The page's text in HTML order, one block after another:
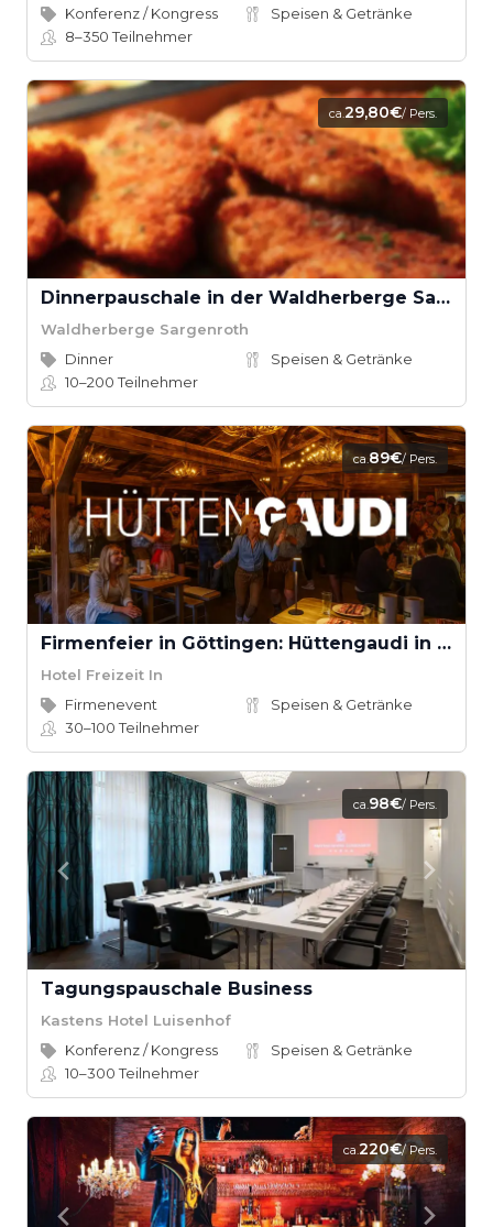
Konferenz / Kongress
Speisen & Getränke
8–350Teilnehmer
ca.29,80€/ Pers.
Dinnerpauschale in der Waldherberge Sargenroth
Waldherberge Sargenroth
Dinner
Speisen & Getränke
10–200Teilnehmer
ca.89€/ Pers.
Firmenfeier in Göttingen: Hüttengaudi in der Spitzbub-Alm
Hotel Freizeit In
Firmenevent
Speisen & Getränke
30–100Teilnehmer
ca.98€/ Pers.
Tagungspauschale Business
Kastens Hotel Luisenhof
Konferenz / Kongress
Speisen & Getränke
10–300Teilnehmer
ca.220€/ Pers.